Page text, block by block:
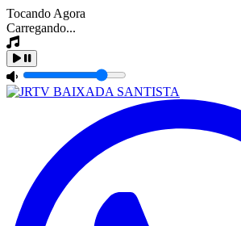
Tocando Agora
Carregando...